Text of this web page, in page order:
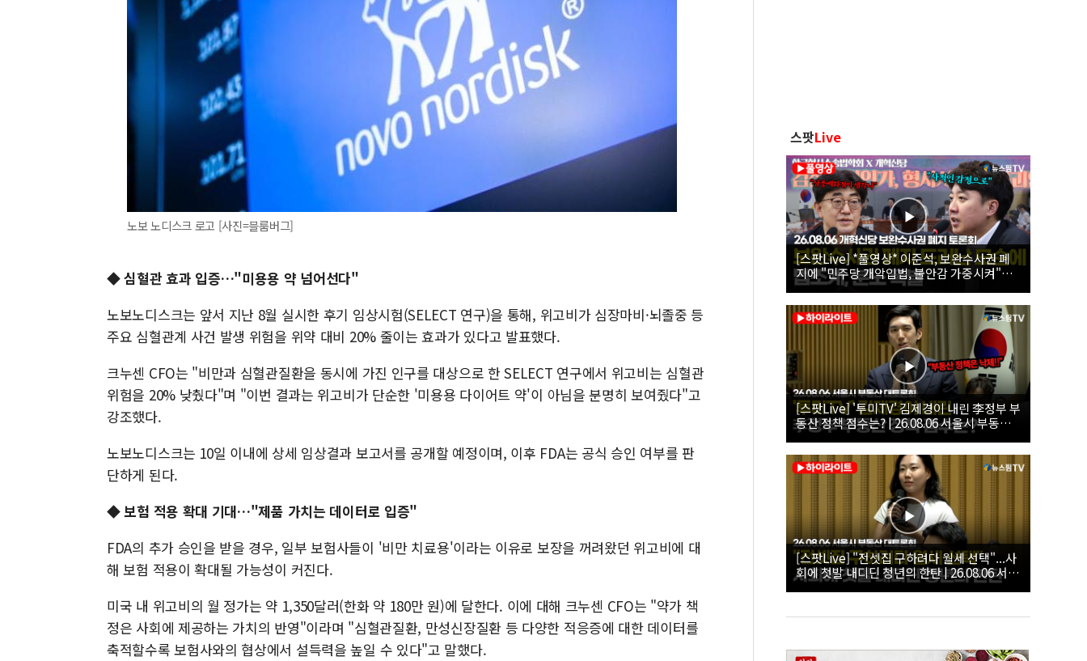
노보 노디스크 로고 [사진=블룸버그]
◆ 심혈관 효과 입증…"미용용 약 넘어선다"
노보노디스크는 앞서 지난 8월 실시한 후기 임상시험(SELECT 연구)을 통해, 위고비가 심장마비·뇌졸중 등
주요 심혈관계 사건 발생 위험을 위약 대비 20% 줄이는 효과가 있다고 발표했다.
크누센 CFO는 "비만과 심혈관질환을 동시에 가진 인구를 대상으로 한 SELECT 연구에서 위고비는 심혈관
위험을 20% 낮췄다"며 "이번 결과는 위고비가 단순한 '미용용 다이어트 약'이 아님을 분명히 보여줬다"고
강조했다.
노보노디스크는 10일 이내에 상세 임상결과 보고서를 공개할 예정이며, 이후 FDA는 공식 승인 여부를 판
단하게 된다.
◆ 보험 적용 확대 기대…"제품 가치는 데이터로 입증"
FDA의 추가 승인을 받을 경우, 일부 보험사들이 '비만 치료용'이라는 이유로 보장을 꺼려왔던 위고비에 대
해 보험 적용이 확대될 가능성이 커진다.
미국 내 위고비의 월 정가는 약 1,350달러(한화 약 180만 원)에 달한다. 이에 대해 크누센 CFO는 "약가 책
정은 사회에 제공하는 가치의 반영"이라며 "심혈관질환, 만성신장질환 등 다양한 적응증에 대한 데이터를
축적할수록 보험사와의 협상에서 설득력을 높일 수 있다"고 말했다.
스팟Live
[스팟Live] *풀영상* 이준석, 보완수사권 폐
지에 "민주당 개악입법, 불안감 가중시켜"｜
26.08.06 개혁신당 보완수사권 폐지 토론회
[스팟Live] '투미TV' 김제경이 내린 李정부 부
동산 정책 점수는? | 26.08.06 서울시 부동산
대토론회
[스팟Live] "전셋집 구하려다 월세 선택"...사
회에 첫발 내디딘 청년의 한탄 | 26.08.06 서울
시 부동산 대토론회